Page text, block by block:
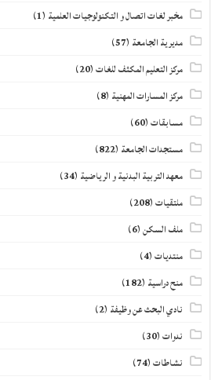
مخبر لغات اتصال و التكنولوجيات العلمية (1)
مديرية الجامعة (57)
مركز التعليم المكثف للغات(20)
مركز المسارات المهنية (8)
مسابقات(60)
مستجدات الجامعة (822)
معهد التربية البدنية و الرياضية (34)
ملتقيات(208)
ملف السكن(6)
منتديات(4)
منح دراسية (182)
نادي البحث عن وظيفة (2)
ندوات(30)
نشاطات(74)